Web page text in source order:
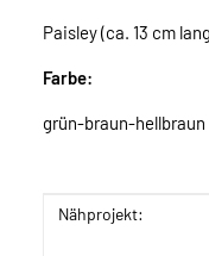
Paisley (ca. 13 cm
Farbe:
grün-braun-hellbraun
Produkteigenschaft
Wert
Nähprojekt: